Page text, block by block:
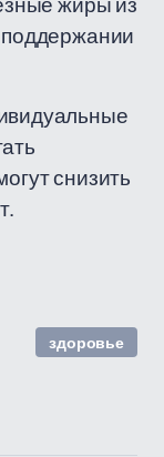
снизить
здоровье